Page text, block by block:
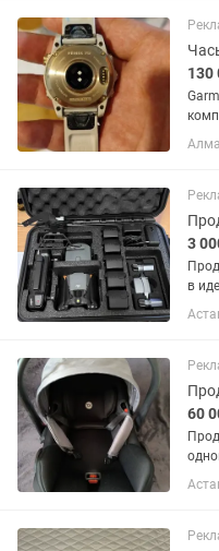
130
3
в
60
2)